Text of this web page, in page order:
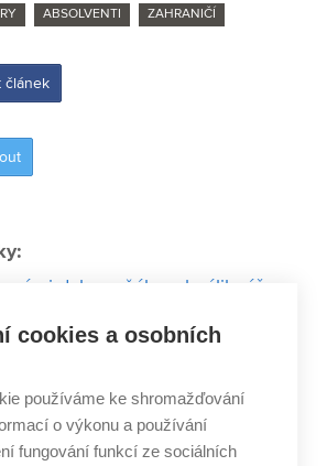
ABSOLVENTI ZAHRANIČÍ
článek
námi dal smažák a chválil náš
Chybík a Krištof
architekti navrhují příliš
Portfolio je naší hlavní
cookies a osobních
používáme ke shromažďování
o výkonu a používání
fungování funkcí ze sociálních